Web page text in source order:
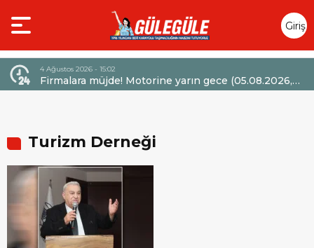
Giriş
Yap
4 Ağustos 2026 - 15:02
Firmalara müjde! Motorine yarın gece (05.08.2026,
saat 00:01) itibarıyla 6,60 TL’lik dev bir indirim
Turizm Derneği